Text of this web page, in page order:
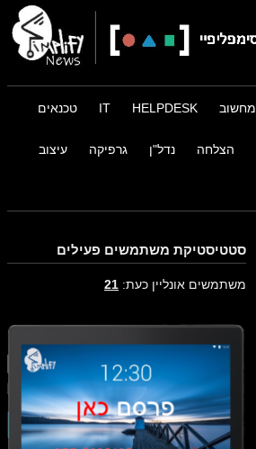
מחשוב HELPDESK
IT טכנאים
הצלחה נדל"ן גרפיקה עיצוב
סטטיסטיקת משתמשים פעילים
משתמשים אונליין כעת: 21